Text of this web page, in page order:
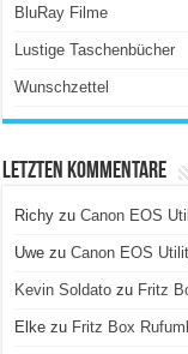
BluRay Filme
Lustige Taschenbücher
Wunschzettel
Letzten Kommentare
Richy zuCanon EOS
Uwe zuCanon EOS
Kevin Soldato zu Fritz
Elke zu Fritz Box